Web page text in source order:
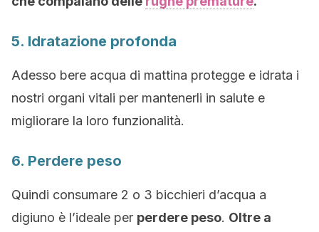
5. Idratazione profonda
Adesso bere acqua di mattina protegge e idrata i
nostri organi vitali per mantenerli in salute e
migliorare la loro funzionalità.
6. Perdere peso
Quindi consumare 2 o 3 bicchieri d’acqua a
digiuno è l’ideale per perdere peso. Oltre a